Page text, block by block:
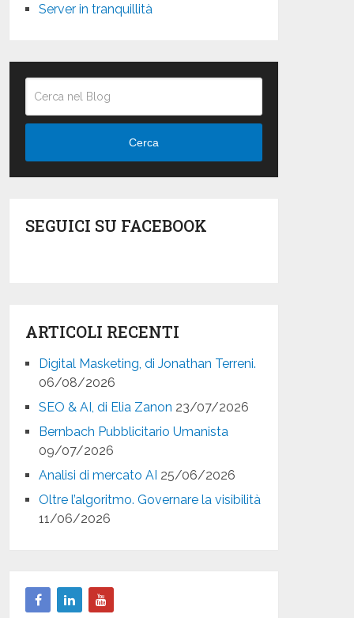
Server in tranquillità
Cerca
SEGUICI SU FACEBOOK
ARTICOLI RECENTI
Digital Masketing, di Jonathan Terreni.
06/08/2026
SEO & AI, di Elia Zanon 23/07/2026
Bernbach Pubblicitario Umanista
09/07/2026
Analisi di mercato AI 25/06/2026
Oltre l’algoritmo. Governare la visibilità
11/06/2026